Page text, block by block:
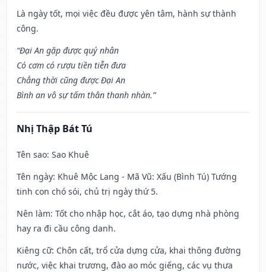
Là ngày tốt, mọi việc đều được yên tâm, hành sự thành
công.
“Đại An gặp được quý nhân
Có cơm có rượu tiền tiễn đưa
Chẳng thời cũng được Đại An
Bình an vô sự tấm thân thanh nhàn.”
Nhị Thập Bát Tú
Tên sao: Sao Khuê
Tên ngày: Khuê Mộc Lang - Mã Vũ: Xấu (Bình Tú) Tướng
tinh con chó sói, chủ trị ngày thứ 5.
Nên làm: Tốt cho nhập học, cắt áo, tạo dựng nhà phòng
hay ra đi cầu công danh.
Kiêng cữ: Chôn cất, trổ cửa dựng cửa, khai thông đường
nước, việc khai trương, đào ao móc giếng, các vụ thưa